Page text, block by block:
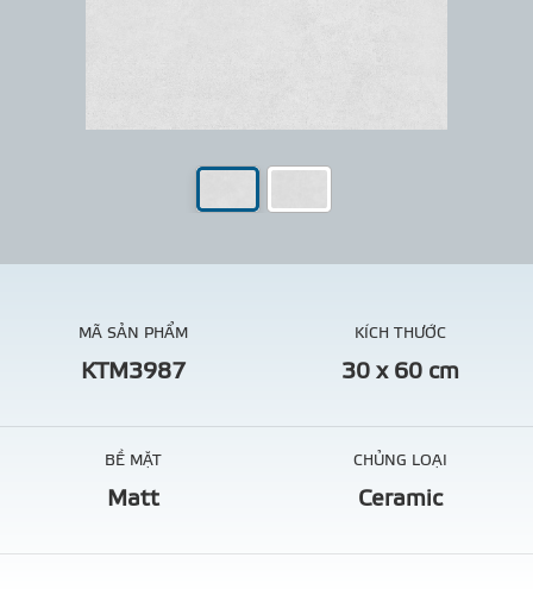
MÃ SẢN PHẨM
KTM3987
KÍCH THƯỚC
30 x 60 cm
BỀ MẶT
Matt
CHỦNG LOẠI
Ceramic